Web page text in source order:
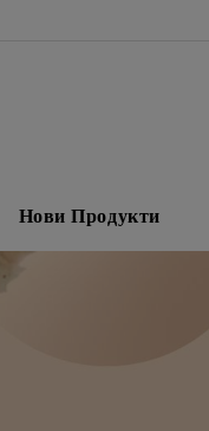
Нови Продукти